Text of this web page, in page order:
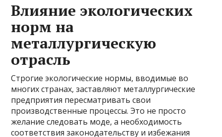
Влияние экологических
норм на
металлургическую
отрасль
Строгие экологические нормы, вводимые во
многих странах, заставляют металлургические
предприятия пересматривать свои
производственные процессы. Это не просто
желание следовать моде, а необходимость
соответствия законодательству и избежания